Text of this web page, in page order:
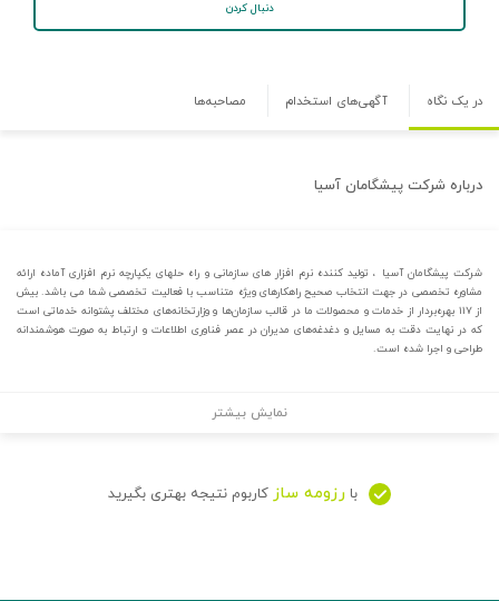
دنبال کردن
در یک نگاه آگهی‌های استخدام مصاحبه‌ها
درباره شرکت پیشگامان آسیا
شرکت پیشگامان آسیا ، تولید کننده نرم افزار های سازمانی و راه حلهای یکپارچه نرم افزاری آماده ارائه
مشاوره تخصصی در جهت انتخاب صحیح راهکارهای ویژه متناسب با فعالیت تخصصی شما می باشد. بیش
از ۱۱۷ بهره‌بردار از خدمات و محصولات ما در قالب سازمان‌ها و وزارتخانه‌های مختلف پشتوانه خدماتی است
که در نهایت دقت به مسایل و دغدغه‌های مدیران در عصر فناوری اطلاعات و ارتباط به صورت هوشمندانه
طراحی و اجرا شده است.
نمایش بیشتر
با رزومه ساز کاربوم نتیجه بهتری بگیرید